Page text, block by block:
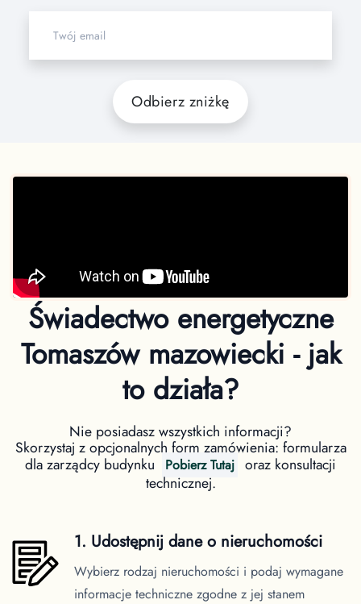
Odbierz zniżkę
Świadectwo energetyczne
Tomaszów mazowiecki - jak
to działa?
Nie posiadasz wszystkich informacji?
Skorzystaj z opcjonalnych form zamówienia: formularza
dla zarządcy budynku
Pobierz Tutaj oraz konsultacji
technicznej.
1. Udostępnij dane o nieruchomości
Wybierz rodzaj nieruchomości i podaj wymagane
informacje techniczne zgodne z jej stanem